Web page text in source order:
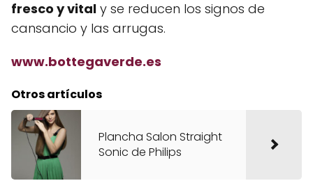
fresco y vital y se reducen los signos de
cansancio y las arrugas.
www.bottegaverde.es
Otros artículos
Plancha Salon Straight
Sonic de Philips